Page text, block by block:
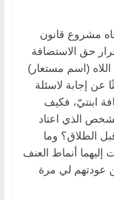
مشروع قانون
حق الاستضافة
(اسم مستعار)
عن إجابة لاسئلة
ابنتيّ، فكيف
الذي اعتاد
الطلاق؟ وما
إليهما أنماط العنف
عودتهم لي مرة